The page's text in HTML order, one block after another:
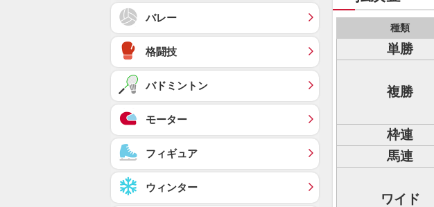
種類
単勝
複勝
枠連
馬連
ワイド
バレー
格闘技
バドミントン
モーター
フィギュア
ウィンター